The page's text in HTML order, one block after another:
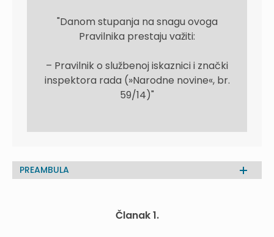
"Danom stupanja na snagu ovoga
Pravilnika prestaju važiti:
– Pravilnik o službenoj iskaznici i znački
inspektora rada (»Narodne novine«, br.
59/14)"
PREAMBULA
Članak 1.